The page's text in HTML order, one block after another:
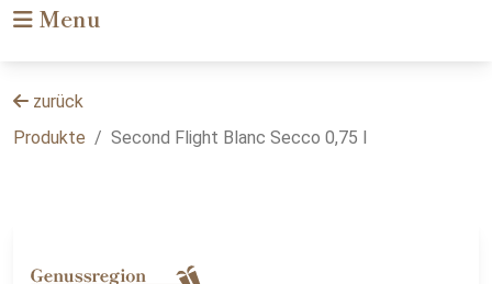
Menu
zurück
Produkte
Second Flight Blanc Secco 0,75 l